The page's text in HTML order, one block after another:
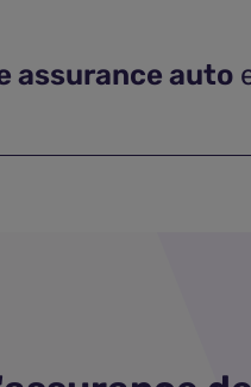
assurance auto